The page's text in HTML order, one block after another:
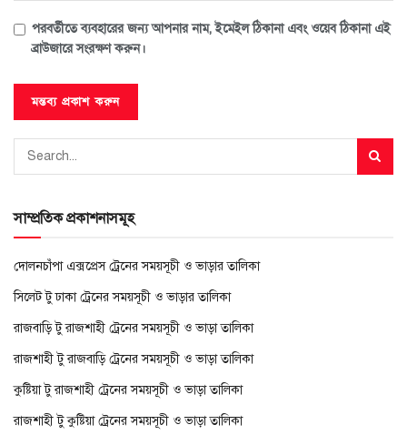
পরবর্তীতে ব্যবহারের জন্য আপনার নাম, ইমেইল ঠিকানা এবং ওয়েব ঠিকানা এই
ব্রাউজারে সংরক্ষণ করুন।
সাম্প্রতিক প্রকাশনাসমূহ
দোলনচাঁপা এক্সপ্রেস ট্রেনের সময়সূচী ও ভাড়ার তালিকা
সিলেট টু ঢাকা ট্রেনের সময়সূচী ও ভাড়ার তালিকা
রাজবাড়ি টু রাজশাহী ট্রেনের সময়সূচী ও ভাড়া তালিকা
রাজশাহী টু রাজবাড়ি ট্রেনের সময়সূচী ও ভাড়া তালিকা
কুষ্টিয়া টু রাজশাহী ট্রেনের সময়সূচী ও ভাড়া তালিকা
রাজশাহী টু কুষ্টিয়া ট্রেনের সময়সূচী ও ভাড়া তালিকা